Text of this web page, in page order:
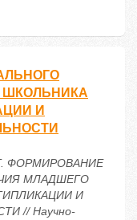
ШКОЛЬНИКА
И
ФОРМИРОВАНИЕ
МЛАДШЕГО
И
// Научно-